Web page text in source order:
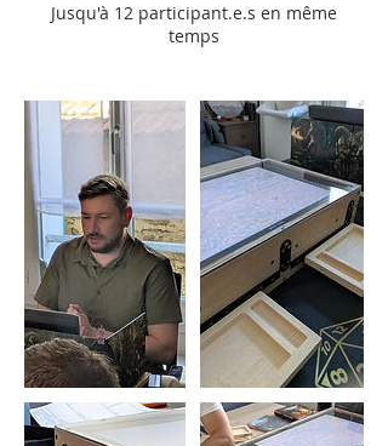
Jusqu'à 12 participant.e.s en même
temps